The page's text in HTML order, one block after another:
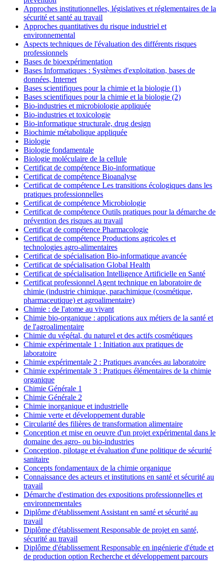
Approches institutionnelles, législatives et réglementaires de la
sécurité et santé au travail
Approches quantitatives du risque industriel et
environnemental
Aspects techniques de l'évaluation des différents risques
professionnels
Bases de bioexpérimentation
Bases Informatiques : Systèmes d'exploitation, bases de
données, Internet
Bases scientifiques pour la chimie et la biologie (1)
Bases scientifiques pour la chimie et la biologie (2)
Bio-industries et microbiologie appliquée
Bio-industries et toxicologie
Bio-informatique structurale, drug design
Biochimie métabolique appliquée
Biologie
Biologie fondamentale
Biologie moléculaire de la cellule
Certificat de compétence Bio-informatique
Certificat de compétence Bioanalyse
Certificat de compétence Les transitions écologiques dans les
pratiques professionnelles
Certificat de compétence Microbiologie
Certificat de compétence Outils pratiques pour la démarche de
prévention des risques au travail
Certificat de compétence Pharmacologie
Certificat de compétence Productions agricoles et
technologies agro-alimentaires
Certificat de spécialisation Bio-informatique avancée
Certificat de spécialisation Global Health
Certificat de spécialisation Intelligence Artificielle en Santé
Certificat professionnel Agent technique en laboratoire de
chimie (industrie chimique, parachimique (cosmétique,
pharmaceutique) et agroalimentaire)
Chimie : de l'atome au vivant
Chimie bio-organique : applications aux métiers de la santé et
de l'agroalimentaire
Chimie du végétal, du naturel et des actifs cosmétiques
Chimie expérimentale 1 : Initiation aux pratiques de
laboratoire
Chimie expérimentale 2 : Pratiques avancées au laboratoire
Chimie expérimentale 3 : Pratiques élémentaires de la chimie
organique
Chimie Générale 1
Chimie Générale 2
Chimie inorganique et industrielle
Chimie verte et développement durable
Circularité des filières de transformation alimentaire
Conception et mise en oeuvre d'un projet expérimental dans le
domaine des agro- ou bio-industries
Conception, pilotage et évaluation d'une politique de sécurité
sanitaire
Concepts fondamentaux de la chimie organique
Connaissance des acteurs et institutions en santé et sécurité au
travail
Démarche d'estimation des expositions professionnelles et
environnementales
Diplôme d'établissement Assistant en santé et sécurité au
travail
Diplôme d'établissement Responsable de projet en santé,
sécurité au travail
Diplôme d'établissement Responsable en ingénierie d'étude et
de production option Recherche et développement parcours